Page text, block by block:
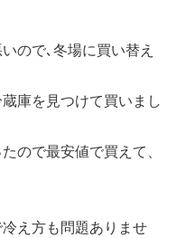
ので､冬場に買い替え
庫を見つけて買いまし
ので最安値で買えて、
え方も問題ありませ